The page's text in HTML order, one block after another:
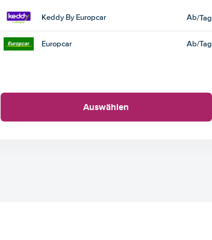
Keddy By Europcar Ab/Tag
Europcar Ab/Tag
Auswählen